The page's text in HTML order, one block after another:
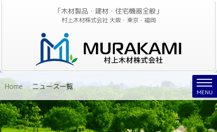
「木材製品・建材・住宅機器全般」
村上木材株式会社 大阪・東京・福岡
MENU
Home » ニュース一覧